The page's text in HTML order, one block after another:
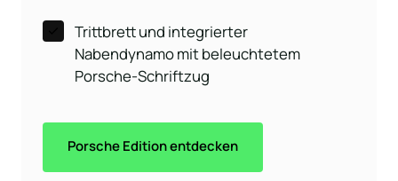
Trittbrett und integrierter
Nabendynamo mit beleuchtetem
Porsche-Schriftzug
Porsche Edition entdecken